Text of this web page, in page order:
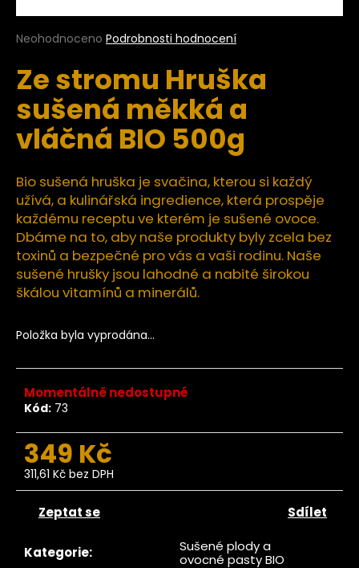
Průměrné
produktu
je
z
5
hvězdiček.
Neohodnoceno Podrobnosti hodnocení
Ze stromu Hruška
sušená měkká a
vláčná BIO 500g
Bio sušená hruška je svačina, kterou si každý
užívá, a kulinářská ingredience, která prospěje
každému receptu ve kterém je sušené ovoce.
Dbáme na to, aby naše produkty byly zcela bez
toxinů a bezpečné pro vás a vaši rodinu. Naše
sušené hrušky jsou lahodné a nabité širokou
škálou vitamínů a minerálů.
Položka byla vyprodána…
Momentálně nedostupné
Kód: 73
349 Kč
311,61 Kč bez DPH
Měrná
Kategorie:
Sušené plody a
ovocné pasty BIO
Zeptat se Sdílet
a
j
t
?
HLEDAT
D
o
p
r
u
č
e
m
e